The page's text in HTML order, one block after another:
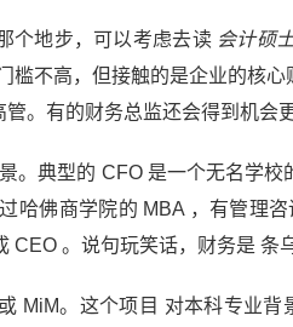
个地步，可以考虑去读 会计硕
槛不高，但接触的是企业的核
。有的财务总监还会得到机会
。典型的 CFO 是一个无名学
哈佛商学院的 MBA ，有管理
。说句玩笑话，财务是 条
MiM。这个项目 对本科专业背